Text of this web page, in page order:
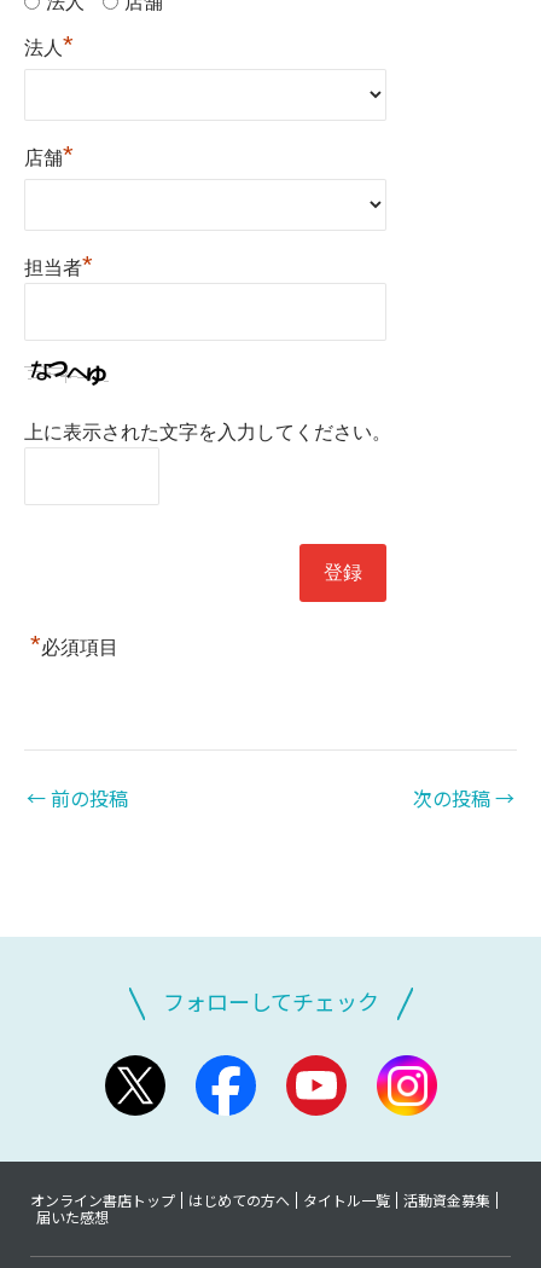
法人 *
店舗*
担当者*
上に表示された文字を入力してください。
*必須項目
←前の投稿 次の投稿→
フォローしてチェック
オンライン書店トップ はじめての方へ タイトル一覧
活動資金募集
届いた感想